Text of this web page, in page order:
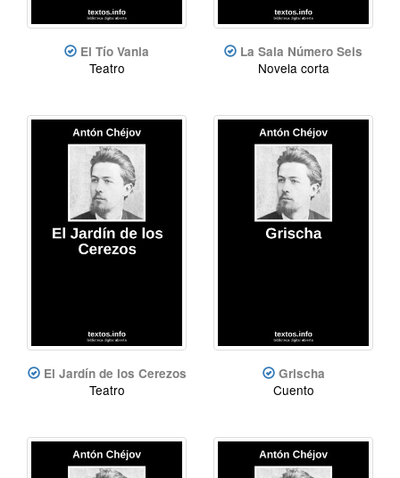
El Tío Vania
Teatro
La Sala Número Seis
Novela corta
El Jardín de los Cerezos
Teatro
Grischa
Cuento